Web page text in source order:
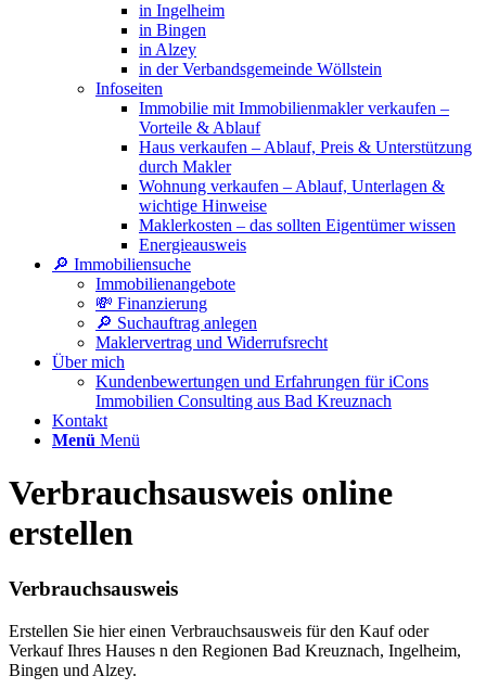
in Ingelheim
in Bingen
in Alzey
in der Verbandsgemeinde Wöllstein
Infoseiten
Immobilie mit Immobilienmakler verkaufen –
Vorteile & Ablauf
Haus verkaufen – Ablauf, Preis & Unterstützung
durch Makler
Wohnung verkaufen – Ablauf, Unterlagen &
wichtige Hinweise
Maklerkosten – das sollten Eigentümer wissen
Energieausweis
🔎 Immobiliensuche
Immobilienangebote
💸 Finanzierung
🔎 Suchauftrag anlegen
Maklervertrag und Widerrufsrecht
Über mich
Kundenbewertungen und Erfahrungen für iCons
Immobilien Consulting aus Bad Kreuznach
Kontakt
Menü Menü
Verbrauchs­ausweis online
erstellen
Verbrauchsausweis
Erstellen Sie hier einen Verbrauchsausweis für den Kauf oder
Verkauf Ihres Hauses n den Regionen Bad Kreuznach, Ingelheim,
Bingen und Alzey.